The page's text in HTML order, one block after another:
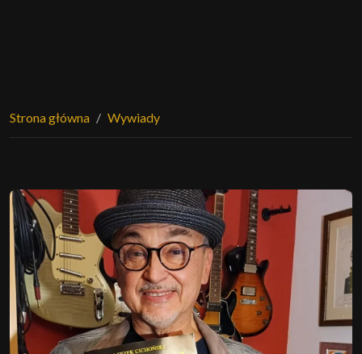
Strona główna Wywiady